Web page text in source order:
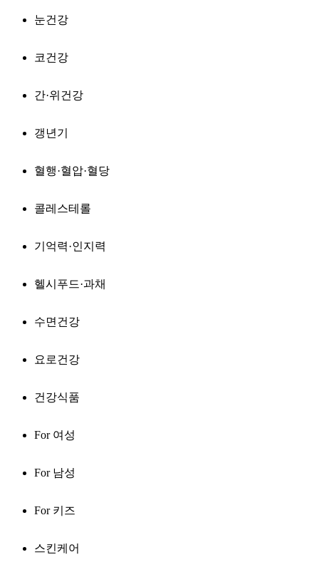
눈건강
코건강
간·위건강
갱년기
혈행·혈압·혈당
콜레스테롤
기억력·인지력
헬시푸드·과채
수면건강
요로건강
건강식품
For 여성
For 남성
For 키즈
스킨케어